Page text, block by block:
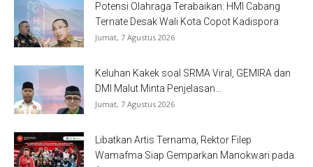
Potensi Olahraga Terabaikan: HMI Cabang
Ternate Desak Wali Kota Copot Kadispora
Jumat, 7 Agustus 2026
Keluhan Kakek soal SRMA Viral, GEMIRA dan
DMI Malut Minta Penjelasan...
Jumat, 7 Agustus 2026
Libatkan Artis Ternama, Rektor Filep
Wamafma Siap Gemparkan Manokwari pada